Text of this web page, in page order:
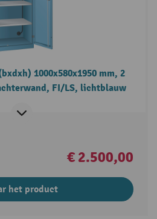
1000x580x1950 mm, 2
FI/LS, lichtblauw
€ 2.500,00
het product